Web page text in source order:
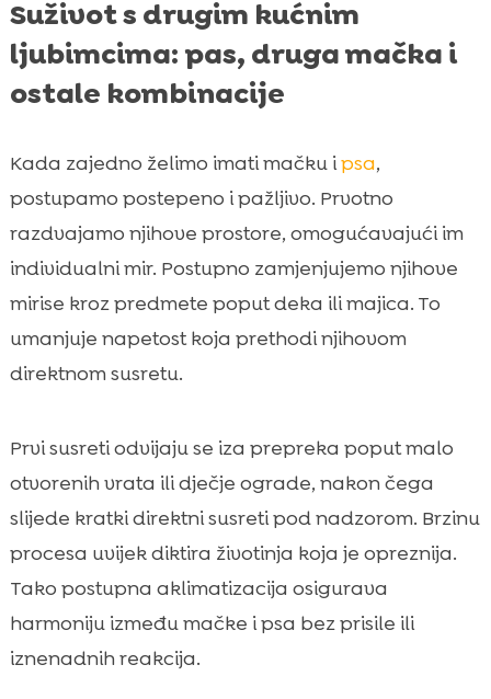
Suživot s drugim kućnim
ljubimcima: pas, druga mačka i
ostale kombinacije
Kada zajedno želimo imati mačku ipsa,
postupamo postepeno i pažljivo. Prvotno
razdvajamo njihove prostore, omogućavajući im
individualni mir. Postupno zamjenjujemo njihove
mirise kroz predmete poput deka ili majica. To
umanjuje napetost koja prethodi njihovom
direktnom susretu.
Prvi susreti odvijaju se iza prepreka poput malo
otvorenih vrata ili dječje ograde, nakon čega
slijede kratki direktni susreti pod nadzorom. Brzinu
procesa uvijek diktira životinja koja je opreznija.
Tako postupna aklimatizacija osigurava
harmoniju između mačke i psa bez prisile ili
iznenadnih reakcija.